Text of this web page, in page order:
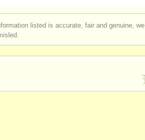
listed is accurate, fair and genuine, we